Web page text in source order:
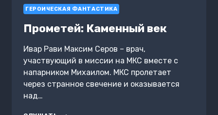
ГЕРОИЧЕСКАЯ ФАНТАСТИКА
Прометей: Каменный век
Ивар Рави Максим Серов – врач,
участвующий в миссии на МКС вместе с
напарником Михаилом. МКС пролетает
через странное свечение и оказывается
над…